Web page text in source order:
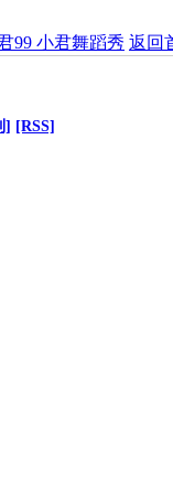
99 小君舞蹈秀 返回
] [RSS]